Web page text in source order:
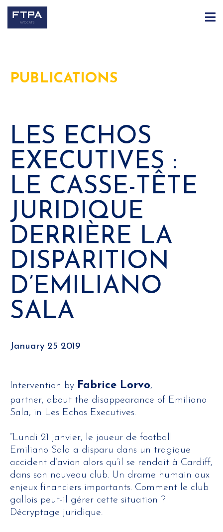
PUBLICATIONS
LES ECHOS
EXECUTIVES :
LE CASSE-TÊTE
JURIDIQUE
DERRIÈRE LA
DISPARITION
D’EMILIANO
SALA
January 25 2019
Intervention by Fabrice Lorvo,
partner, about the disappearance of Emiliano
Sala, in Les Echos Executives.
“Lundi 21 janvier, le joueur de football
Emiliano Sala a disparu dans un tragique
accident d’avion alors qu’il se rendait à Cardiff,
dans son nouveau club. Un drame humain aux
enjeux financiers importants. Comment le club
gallois peut-il gérer cette situation ?
Décryptage juridique.